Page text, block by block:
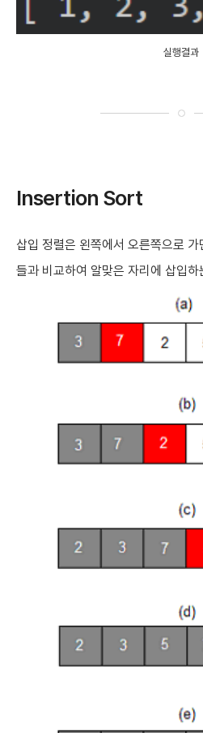
실행결과
Insertion Sort
삽입 정렬은 왼쪽에서 오른쪽으로
들과 비교하여 알맞은 자리에 삽입